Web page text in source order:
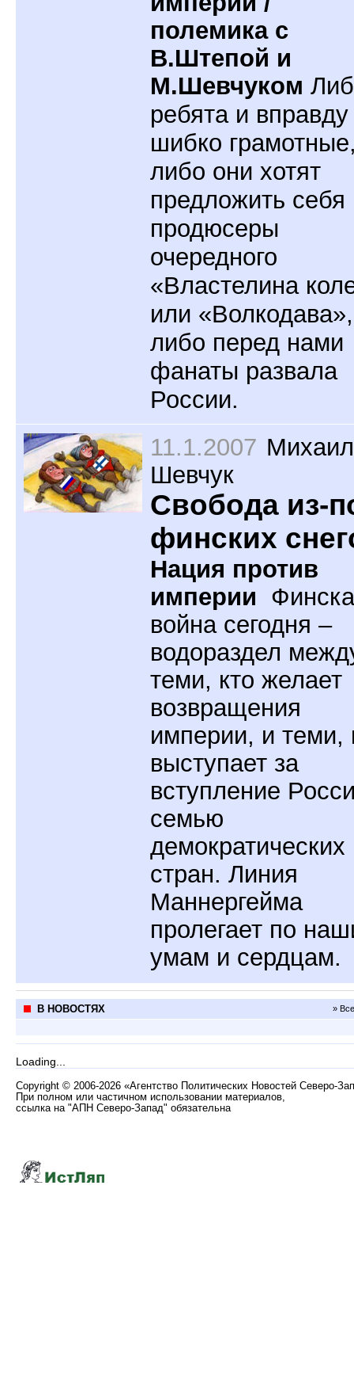
полемика с
В.Штепой и
М.Шевчуком
ребята и
шибко
либо они хотят
предложить себя
продюсеры
очередного
«Властелина
или «Волкодава»,
либо перед нами
фанаты развала
России.
11.1.2007 Михаил
Шевчук
Свобода из-
финских
Нация против
империи
война сегодня –
водораздел
теми, кто желает
возвращения
империи, и теми,
выступает за
вступление
семью
демократических
стран. Линия
Маннергейма
пролегает по
умам и сердцам.
В НОВОСТЯХ »
Loading...
Copyright © 2006-2026 «Агентство Политических Новостей Северо-
При полном или частичном использовании материалов,
ссылка на "АПН Северо-Запад" обязательна